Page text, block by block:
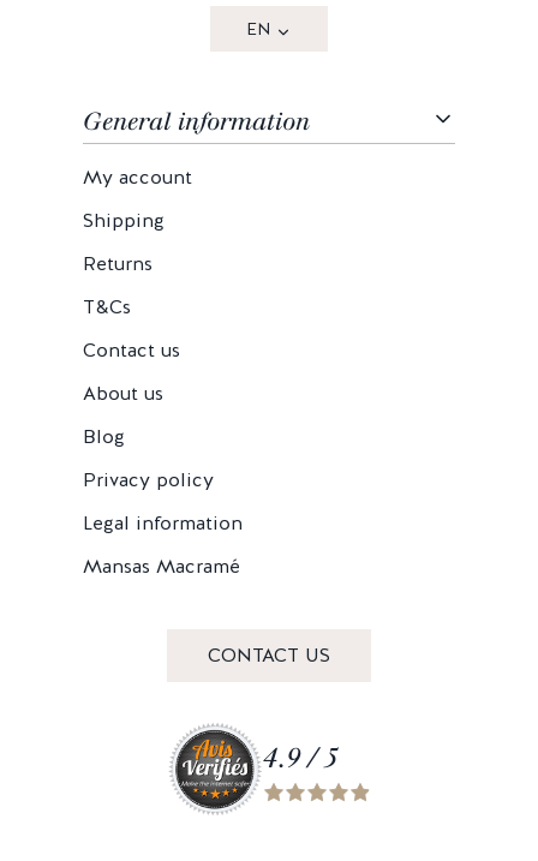
EN
General information
My account
Shipping
Returns
T&Cs
Contact us
About us
Blog
Privacy policy
Legal information
Mansas Macramé
CONTACT US
4.9 / 5